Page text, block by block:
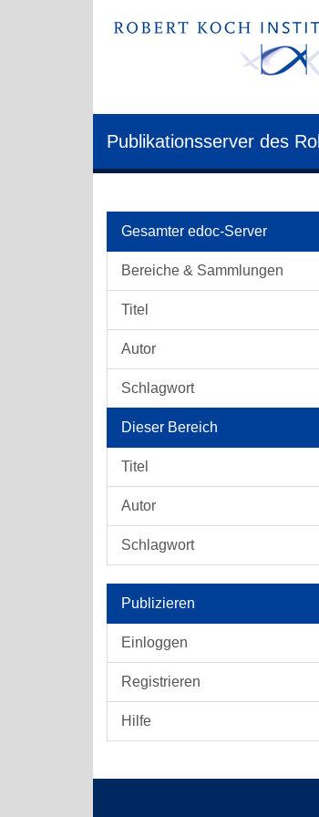
Publikationsserver des
Gesamter edoc-Server
Bereiche & Sammlungen
Titel
Autor
Schlagwort
Dieser Bereich
Titel
Autor
Schlagwort
Publizieren
Einloggen
Registrieren
Hilfe